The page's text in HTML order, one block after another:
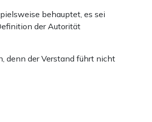
behauptet, es sei
der Autorität
denn der Verstand führt nicht